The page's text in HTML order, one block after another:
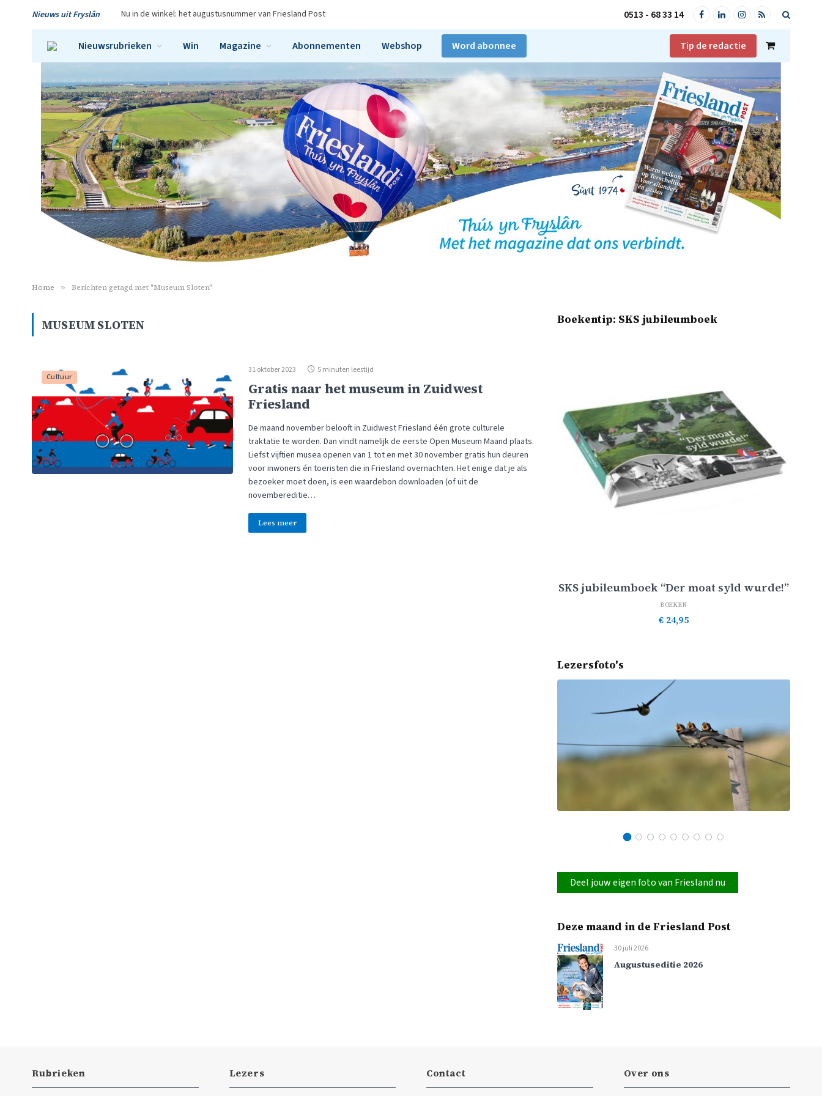
Nieuws uit Fryslân Nu in de winkel: het augustusnummer van Friesland Post 0513 - 68 33 14 FacebookLinkedInInstagram
RSS
Nieuwsrubrieken Win Magazine Abonnementen Webshop Word abonnee Tip de redactie
Shopping
Cart
Home » Berichten getagd met "Museum Sloten"
MUSEUM SLOTEN
Cultuur
31 oktober 2023 5 minuten leestijd
Gratis naar het museum in Zuidwest
Friesland
De maand november belooft in Zuidwest Friesland één grote culturele
traktatie te worden. Dan vindt namelijk de eerste Open Museum Maand plaats.
Liefst vijftien musea openen van 1 tot en met 30 november gratis hun deuren
voor inwoners én toeristen die in Friesland overnachten. Het enige dat je als
bezoeker moet doen, is een waardebon downloaden (of uit de
novembereditie…
Lees meer
Boekentip: SKS jubileumboek
SKS jubileumboek “Der moat syld wurde!”
BOEKEN
€ 24,95
Lezersfoto's
Deel jouw eigen foto van Friesland nu
Deze maand in de Friesland Post
30 juli 2026
Augustuseditie 2026
Rubrieken Lezers Contact Over ons